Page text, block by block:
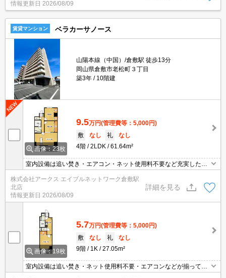
安心して生活できます。今なら駐車場に空きあり、お車をお持ちの
方に。
情報更新日 2026/08/09
賃貸マンション ベラカーサノース
山陽本線（中国）/倉敷駅 徒歩13分
岡山県倉敷市老松町３丁目
築3年
10階建
画像：23枚
9.5万円(管理費等：5,000円)
敷
なし 礼
なし
4階
2LDK 61.64m²
室内設備は追い焚き・エアコン・ネット使用料不要など充実した設
備を備え付けています。収納はクロゼット・シューズボックスなど
豊富なので、衣類や履き物の整理がしやすく便利です。セキュリテ
ィ面は、TVインターホン・オートロックなど充実しているので、防
犯対策もばっちりです。バルコニーをご活用いただけます。
株式会社アークス エイブルネットワーク倉敷駅
北店
情報更新日 2026/08/09
詳細を見る
画像：19枚
5.7万円(管理費等：5,000円)
敷
なし 礼
なし
9階
1K 27.05m²
室内設備は追い焚き・ネット使用料不要・エアコンなどが揃ってお
り、とても充実しています。収納はクロゼット・シューズボックス